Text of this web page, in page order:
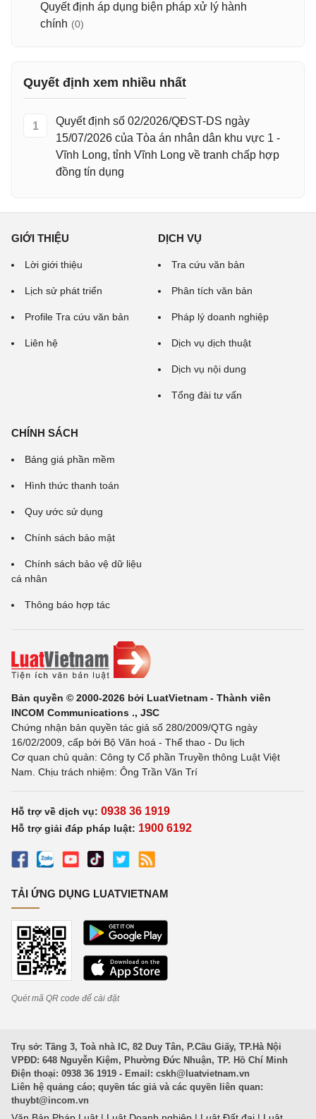
Quyết định áp dụng biện pháp xử lý hành
chính (0)
Quyết định xem nhiều nhất
1
Quyết định số 02/2026/QĐST-DS ngày
15/07/2026 của Tòa án nhân dân khu vực 1 -
Vĩnh Long, tỉnh Vĩnh Long về tranh chấp hợp
đồng tín dụng
GIỚI THIỆU
Lời giới thiệu
Lịch sử phát triển
Profile Tra cứu văn bản
Liên hệ
DỊCH VỤ
Tra cứu văn bản
Phân tích văn bản
Pháp lý doanh nghiệp
Dịch vụ dịch thuật
Dịch vụ nội dung
Tổng đài tư vấn
CHÍNH SÁCH
Bảng giá phần mềm
Hình thức thanh toán
Quy ước sử dụng
Chính sách bảo mật
Chính sách bảo vệ dữ liệu
cá nhân
Thông báo hợp tác
Bản quyền © 2000-2026 bởi LuatVietnam - Thành viên
INCOM Communications ., JSC
Chứng nhận bản quyền tác giả số 280/2009/QTG ngày
16/02/2009, cấp bởi Bộ Văn hoá - Thể thao - Du lịch
Cơ quan chủ quản: Công ty Cổ phần Truyền thông Luật Việt
Nam. Chịu trách nhiệm: Ông Trần Văn Trí
Hỗ trợ về dịch vụ: 0938 36 1919
Hỗ trợ giải đáp pháp luật: 1900 6192
TẢI ỨNG DỤNG LUATVIETNAM
Quét mã QR code để cài đặt
Trụ sở: Tầng 3, Toà nhà IC, 82 Duy Tân, P.Cầu Giấy, TP.Hà Nội
VPĐD: 648 Nguyễn Kiệm, Phường Đức Nhuận, TP. Hồ Chí Minh
Điện thoại: 0938 36 1919 - Email: cskh@luatvietnam.vn
Liên hệ quảng cáo; quyền tác giả và các quyền liên quan:
thuybt@incom.vn